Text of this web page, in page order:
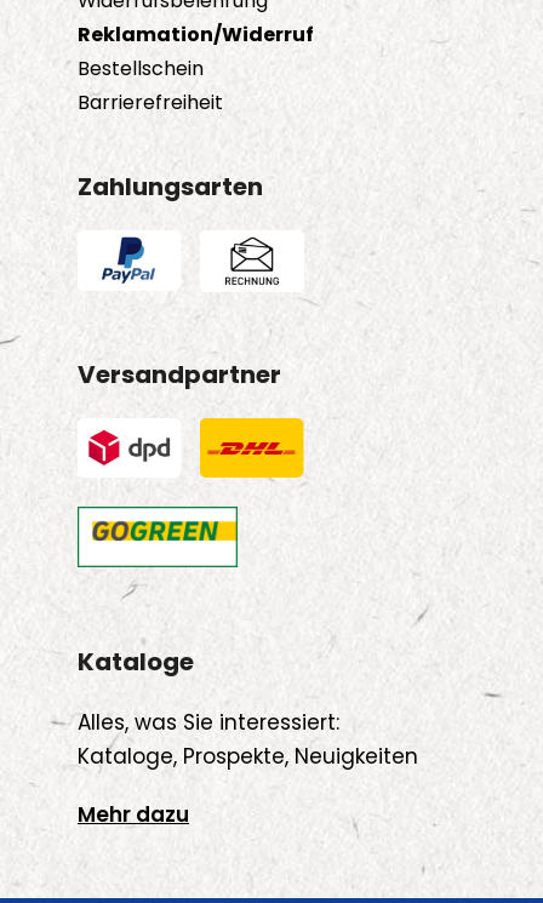
Reklamation/Widerruf
Bestellschein
Barrierefreiheit
Zahlungsarten
Versandpartner
Kataloge
Alles, was Sie interessiert:
Kataloge, Prospekte, Neuigkeiten
Mehr dazu